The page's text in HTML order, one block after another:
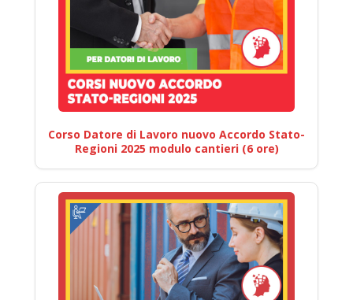
Corso Datore di Lavoro nuovo Accordo Stato-
Regioni 2025 modulo cantieri (6 ore)